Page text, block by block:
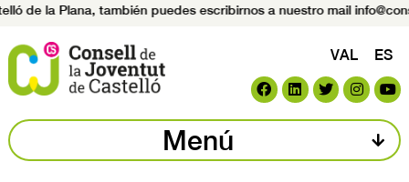
de la Plana, también puedes escribirnos a nuestro mail
VAL ES
Menú